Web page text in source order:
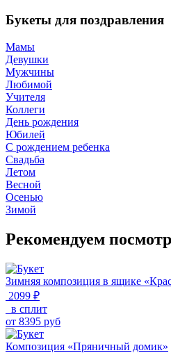
Букеты для поздравления
Мамы
Девушки
Мужчины
Любимой
Учителя
Коллеги
День рождения
Юбилей
С рождением ребенка
Свадьба
Летом
Весной
Осенью
Зимой
Рекомендуем
Зимняя композиция в ящике
2099 ₽
в сплит
от 8395 руб
Композиция «Пряничный домик»